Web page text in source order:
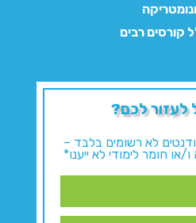
קורסים רבים
לעזור לכם?
לא רשומים בלבד –
או חומר לימודי לא ייענו*